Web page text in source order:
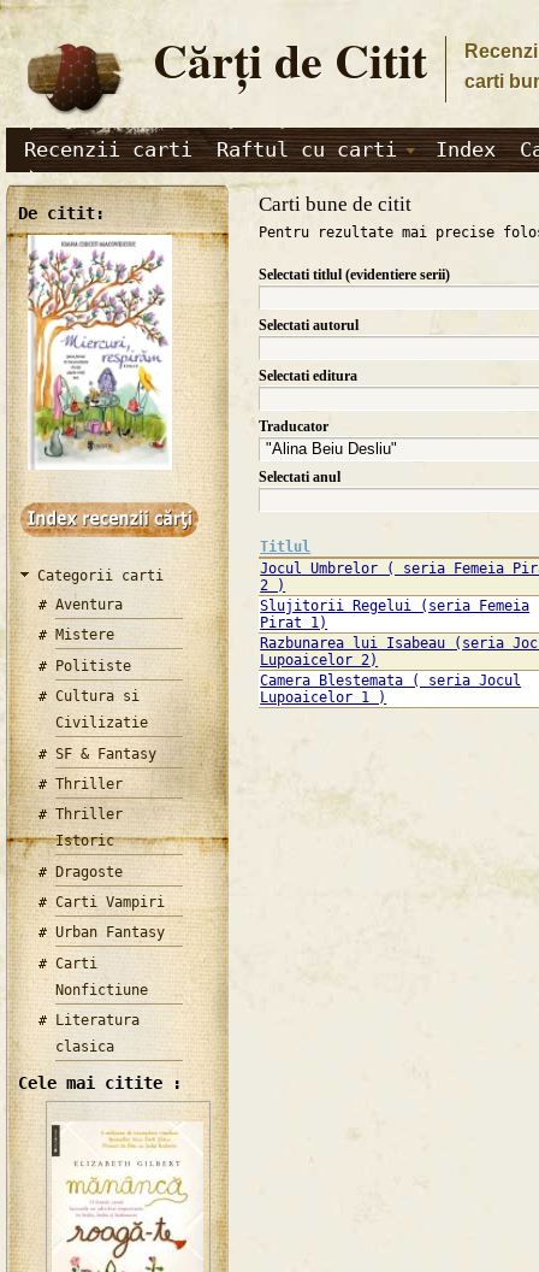
Cărţi de Citit
carti
Recenzii carti Raftul cu carti Index
De citit:
Categorii carti
Aventura
Mistere
Politiste
Cultura si
Civilizatie
SF & Fantasy
Thriller
Thriller
Istoric
Dragoste
Carti Vampiri
Urban Fantasy
Carti
Nonfictiune
Literatura
clasica
Cele mai citite :
Carti bune de citit
Pentru rezultate mai precise
Selectati titlul (evidentiere serii)
Selectati autorul
Selectati editura
Traducator
Selectati anul
Titlul
Jocul Umbrelor ( seria Femeia
2 )
Slujitorii Regelui (seria Femeia
Pirat 1)
Razbunarea lui Isabeau (seria
Lupoaicelor 2)
Camera Blestemata ( seria Jocul
Lupoaicelor 1 )